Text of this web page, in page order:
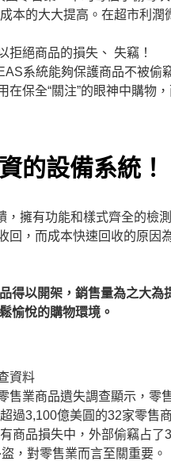
本的大大提高。在超市利
拒絕商品的損失、 失竊！
系統能夠保護商品不被
在保全“關注”的眼神中購物
的設備系統！
擁有功能和樣式齊全的檢
回，而成本快速回收的原因
得以開架，銷售量為之大為
愉悅的購物環境。
資料
售業商品遺失調查顯示，零
過3,100億美圓的32家零售
商品損失中，外部偷竊占
，對零售業而言至關重要。